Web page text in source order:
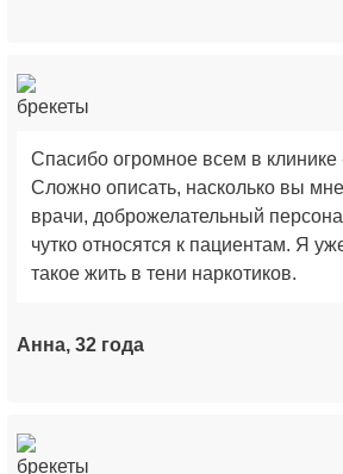
Спасибо огромное всем в клинике
Сложно описать, насколько вы
врачи, доброжелательный
чутко относятся к пациентам. Я
такое жить в тени наркотиков.
Анна, 32 года